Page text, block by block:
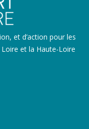
et d’action pour les
et la Haute-Loire